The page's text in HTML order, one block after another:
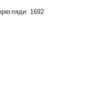
1692
2018